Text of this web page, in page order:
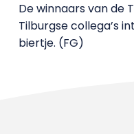
De winnaars van de
Tilburgse collega’s
biertje. (FG)